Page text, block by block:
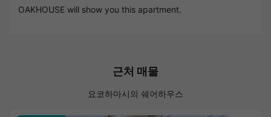
OAKHOUSE will show you this apartment.
근처 매물
요코하마시의 쉐어하우스